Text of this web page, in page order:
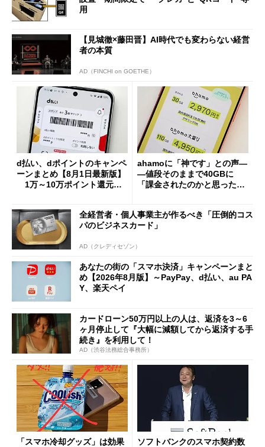
用
【見城徹×藤田晋】AI時代でも変わらない経営
者の本質
AD（FINCHI on GOETHE）
d払い、dポイントのキャンペ
ーンまとめ【8月1日最新版】
1万～10万ポイント還元の
ahamoに「神です」との声―
―値段そのままで40GBに
「課金されたのかと思った」
全経営者・個人事業主が作るべき「圧倒的コス
パのビジネスカード」
AD（クレディセゾン）
あなたの街の「スマホ決済」キャンペーンまと
め【2026年8月版】～PayPay、d払い、au PA
Y、楽天ペイ
カードローン50万円以上の人は、返済を3～6
ヶ月停止して『大幅に減額してから返済する手
続き』を利用して！
AD（渋谷法務総合事務所）
「スマホ冷却グッズ」は効果
ソフトバンクのスマホ契約数